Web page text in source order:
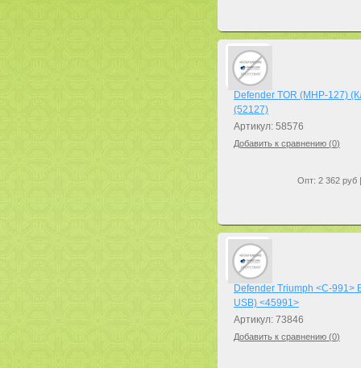
Defender TOR (MHP-127)
(52127)
Артикул: 58576
Добавить к сравнению (0)
Опт: 2 362 руб
Defender Triumph <C-
USB) <45991>
Артикул: 73846
Добавить к сравнению (0)